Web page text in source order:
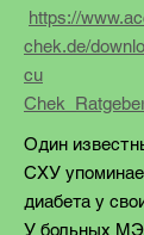
https://
chek.de/
cu
Один
CХУ
диабета у
У больных